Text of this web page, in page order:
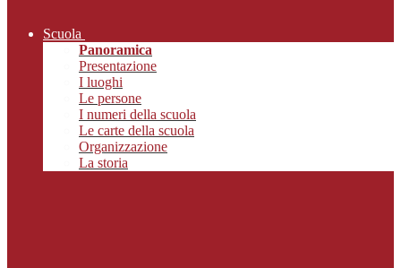
Scuola
Panoramica
Presentazione
I luoghi
Le persone
I numeri della scuola
Le carte della scuola
Organizzazione
La storia